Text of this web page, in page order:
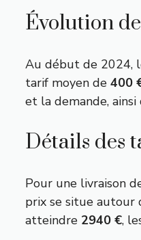
Évolution
Au début de 2024,
tarif moyen de 400
et la demande,
Détails des
Pour une livraison
prix se situe autour
atteindre 2940 €,